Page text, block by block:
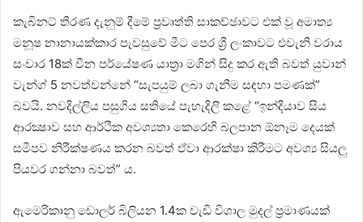
කැබිනට් තීරණ දැනුම් දීමේ ප්‍රවෘත්ති සාකච්ඡාවට එක් වූ අමාත්‍ය
මනූෂ නානායක්කාර පැවසුවේ මීට පෙර ශ්‍රී ලංකාවට එවැනි වරාය
සංචාර 18ක් චීන පර්යේෂණ යාත්‍රා මගින් සිදු කර ඇති බවත් යුවාන්
වැන්ග් 5 නවත්වන්නේ “සැපයුම් ලබා ගැනීම සඳහා පමණක්”
බවයි. නවදිල්ලිය පසුගිය සතියේ පැහැදිලි කළේ “ඉන්දියාව සිය
ආරක්‍ෂාව සහ ආර්ථික අවශ්‍යතා කෙරෙහි බලපාන ඕනෑම දෙයක්
සමීපව නිරීක්ෂණය කරන බවත් ඒවා ආරක්ෂා කිරීමට අවශ්‍ය සියලු
පියවර ගන්නා බවත්” ය.
ඇමෙරිකානු ඩොලර් බිලියන 1.4ක වැඩි විශාල මුදල් ප්‍රමාණයක්